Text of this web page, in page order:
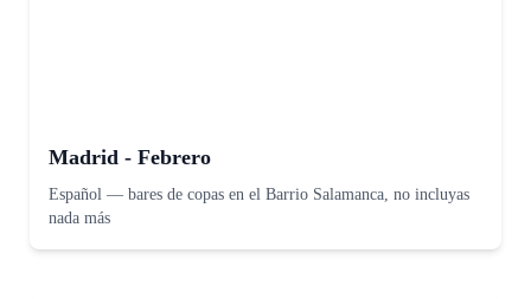
Madrid - Febrero
Español — bares de copas en el Barrio Salamanca, no incluyas
nada más